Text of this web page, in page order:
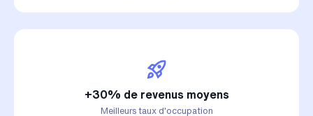
+30% de revenus moyens
Meilleurs taux d'occupation